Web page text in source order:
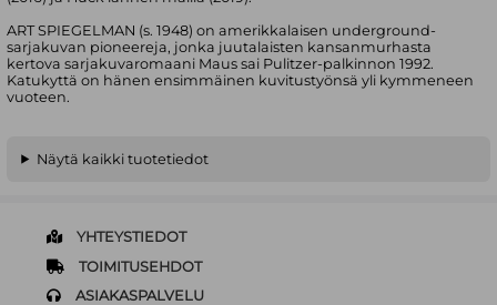
ART SPIEGELMAN (s. 1948) on amerikkalaisen underground-
sarjakuvan pioneereja, jonka juutalaisten kansanmurhasta
kertova sarjakuvaromaani Maus sai Pulitzer-palkinnon 1992.
Katukyttä on hänen ensimmäinen kuvitustyönsä yli kymmeneen
vuoteen.
Näytä kaikki tuotetiedot
YHTEYSTIEDOT
TOIMITUSEHDOT
ASIAKASPALVELU